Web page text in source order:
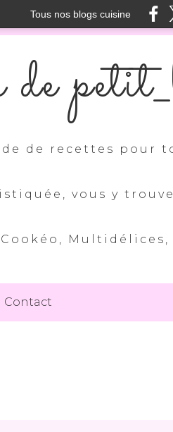
Tous nos blogs cuisine
de recettes pour
vous y
Multidélices,
Contact